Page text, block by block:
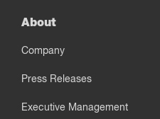
About
Company
Press Releases
Executive Management